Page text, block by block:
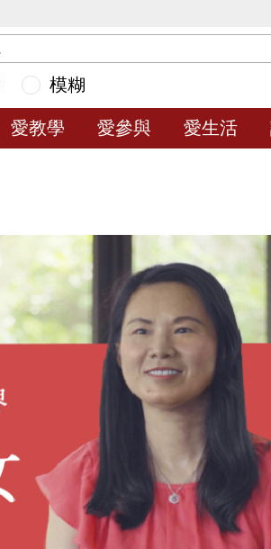
模糊
愛教學 愛參與 愛生活